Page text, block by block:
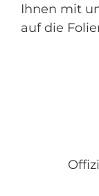
Ihnen mit
auf die